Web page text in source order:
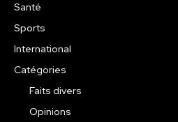
Santé
Sports
International
Catégories
Faits divers
Opinions